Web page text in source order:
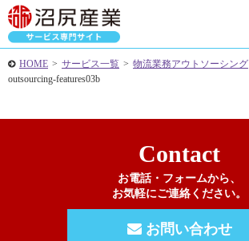
HOME > サービス一覧 > 物流業務アウトソーシング
outsourcing-features03b
Contact
お電話・フォームから、
お気軽にご連絡ください。
お問い合わせ